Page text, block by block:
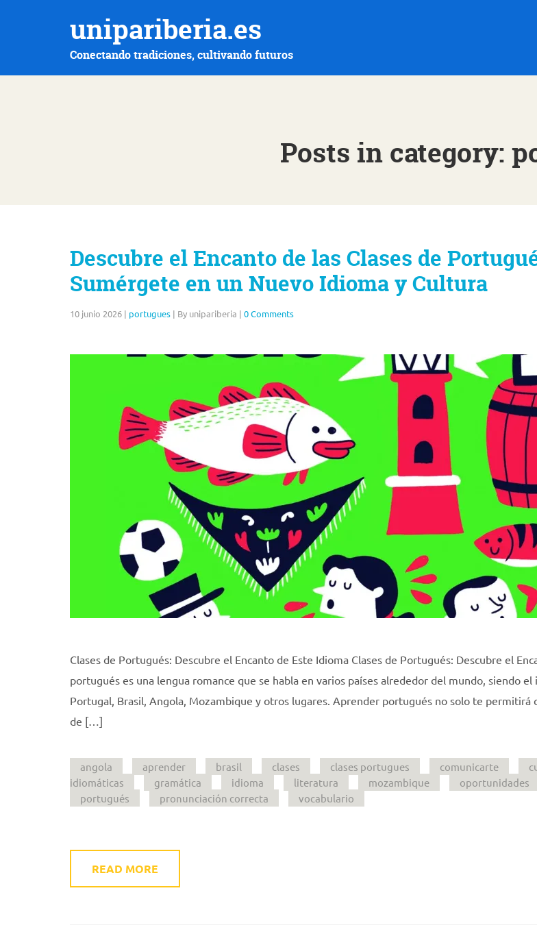
unipariberia.es
Conectando tradiciones, cultivando futuros
Posts in category:
Descubre el Encanto de las Clases de
Sumérgete en un Nuevo Idioma y Cultura
10 junio 2026 | portugues | By unipariberia | 0 Comments
Clases de Portugués: Descubre el Encanto de Este Idioma Clases de Portugués: Descubre el
portugués es una lengua romance que se habla en varios países alrededor del mundo, siendo
Portugal, Brasil, Angola, Mozambique y otros lugares. Aprender portugués no solo te permitirá
de […]
angola aprender brasil clases clases portugues comunicarte
idiomáticas
gramática idioma literatura mozambique oportunidades
portugués
pronunciación correcta vocabulario
READ MORE